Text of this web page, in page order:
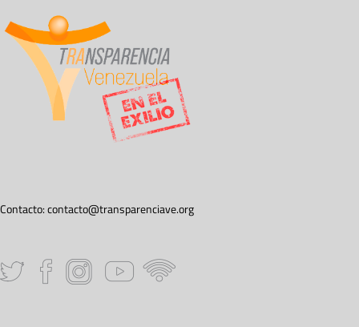
Contacto:contacto@transparenciave.org